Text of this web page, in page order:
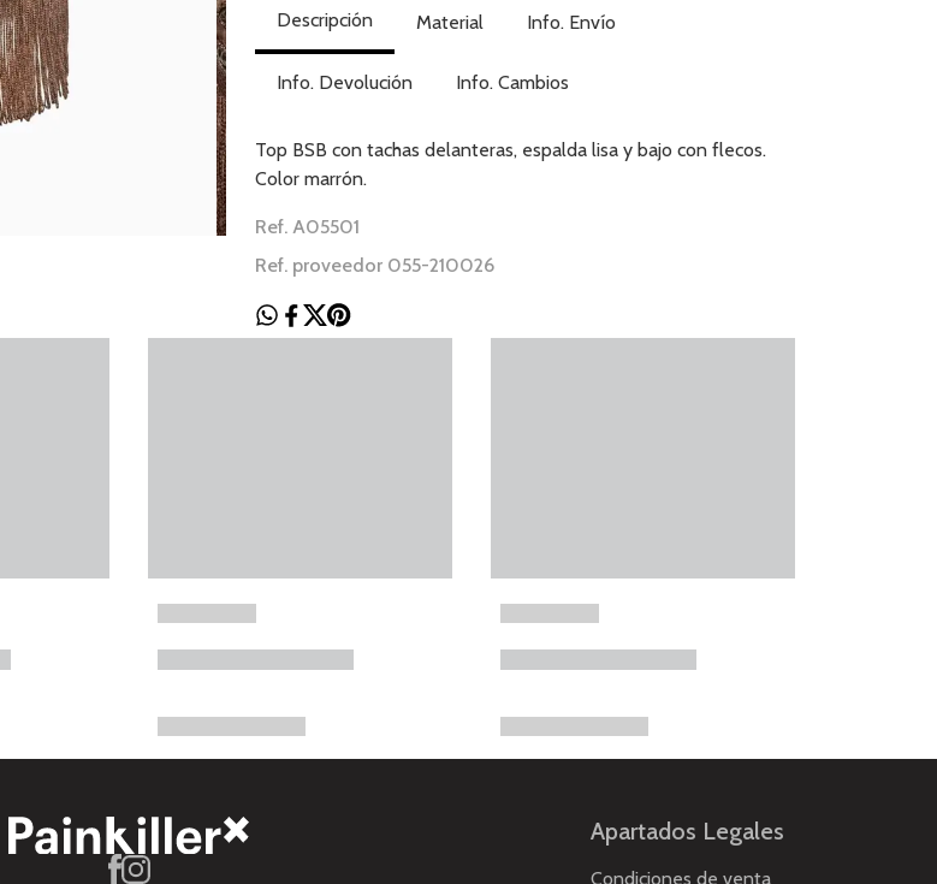
Descripción Material Info. Envío
Info. Devolución Info. Cambios
Top BSB con tachas delanteras, espalda lisa y bajo con flecos.
Color marrón.
Ref. A05501
Ref. proveedor 055-210026
Apartados Legales
Condiciones de venta